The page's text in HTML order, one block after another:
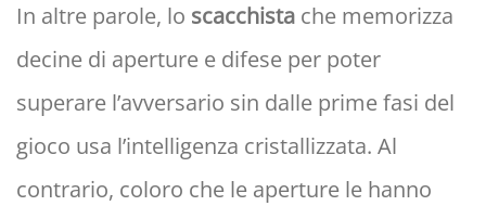
In altre parole, lo scacchista che memorizza
decine di aperture e difese per poter
superare l’avversario sin dalle prime fasi del
gioco usa l’intelligenza cristallizzata. Al
contrario, coloro che le aperture le hanno